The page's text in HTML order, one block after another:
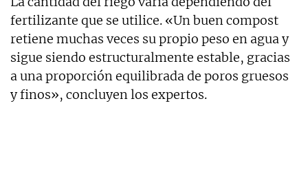
fertilizante que se utilice. «Un buen compost
retiene muchas veces su propio peso en agua y
sigue siendo estructuralmente estable, gracias
a una proporción equilibrada de poros gruesos
y finos», concluyen los expertos.